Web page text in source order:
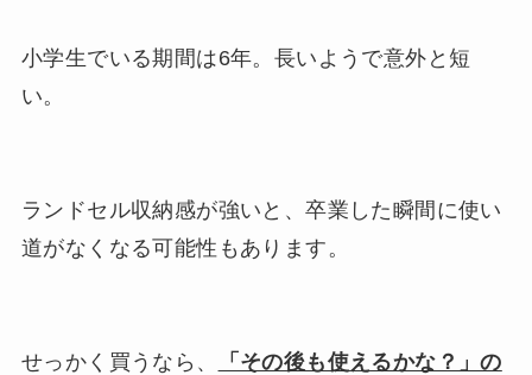
小学生でいる期間は6年。長いようで意外と短
い。
ランドセル収納感が強いと、卒業した瞬間に使い
道がなくなる可能性もあります。
せっかく買うなら、
「その後も使えるかな？」の